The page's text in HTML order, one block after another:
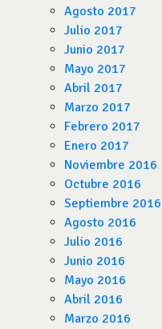
Agosto 2017
Julio 2017
Junio 2017
Mayo 2017
Abril 2017
Marzo 2017
Febrero 2017
Enero 2017
Noviembre 2016
Octubre 2016
Septiembre 2016
Agosto 2016
Julio 2016
Junio 2016
Mayo 2016
Abril 2016
Marzo 2016